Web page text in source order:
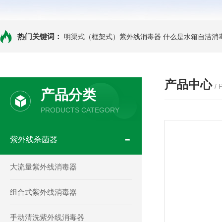
热门关键词： 明渠式（框架式）紫外线消毒器 什么是水箱自洁消
产品分类
PRODUCTS CATEGORY
紫外线杀菌器
大流量紫外线消毒器
组合式紫外线消毒器
手动清洗紫外线消毒器
产品中心 /